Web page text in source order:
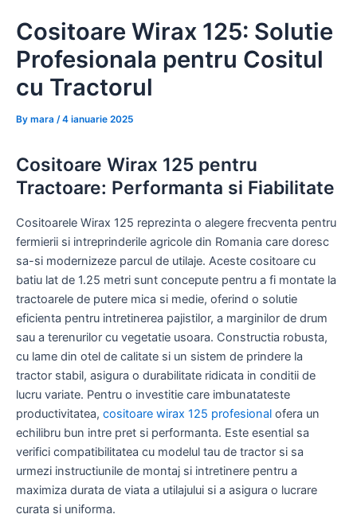
content
Cositoare Wirax 125: Solutie
Profesionala pentru Cositul
cu Tractorul
By mara /4 ianuarie 2025
Cositoare Wirax 125 pentru
Tractoare: Performanta si Fiabilitate
Cositoarele Wirax 125 reprezinta o alegere frecventa pentru
fermierii si intreprinderile agricole din Romania care doresc
sa-si modernizeze parcul de utilaje. Aceste cositoare cu
batiu lat de 1.25 metri sunt concepute pentru a fi montate la
tractoarele de putere mica si medie, oferind o solutie
eficienta pentru intretinerea pajistilor, a marginilor de drum
sau a terenurilor cu vegetatie usoara. Constructia robusta,
cu lame din otel de calitate si un sistem de prindere la
tractor stabil, asigura o durabilitate ridicata in conditii de
lucru variate. Pentru o investitie care imbunatateste
productivitatea, cositoare wirax 125 profesional ofera un
echilibru bun intre pret si performanta. Este esential sa
verifici compatibilitatea cu modelul tau de tractor si sa
urmezi instructiunile de montaj si intretinere pentru a
maximiza durata de viata a utilajului si a asigura o lucrare
curata si uniforma.